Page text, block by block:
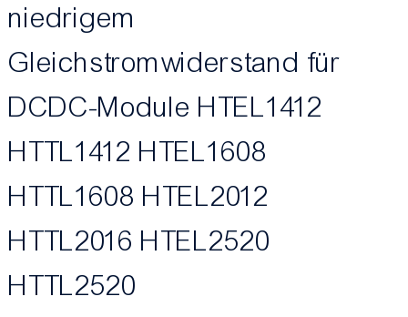
niedrigem
Gleichstromwiderstand für
DCDC-Module HTEL1412
HTTL1412 HTEL1608
HTTL1608 HTEL2012
HTTL2016 HTEL2520
HTTL2520